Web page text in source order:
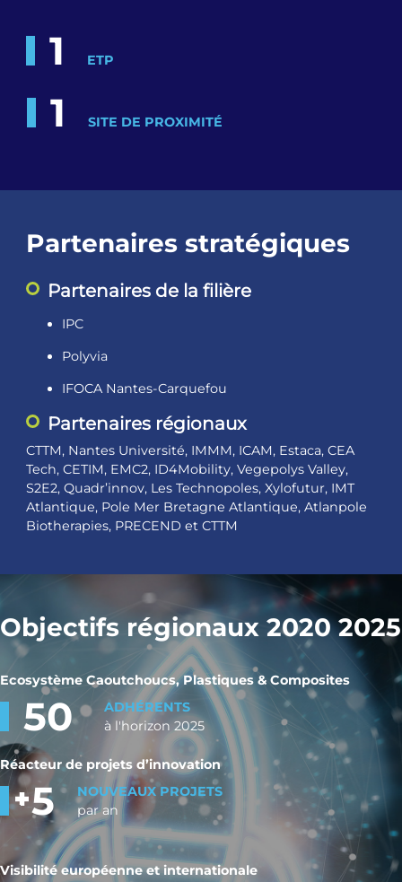
1 ETP
1 SITE DE PROXIMITÉ
Partenaires stratégiques
Partenaires de la filière
IPC
Polyvia
IFOCA Nantes-Carquefou
Partenaires régionaux
CTTM, Nantes Université, IMMM, ICAM, Estaca, CEA
Tech, CETIM, EMC2, ID4Mobility, Vegepolys Valley,
S2E2, Quadr’innov, Les Technopoles, Xylofutur, IMT
Atlantique, Pole Mer Bretagne Atlantique, Atlanpole
Biotherapies, PRECEND et CTTM
Objectifs régionaux 2020 2025
Ecosystème Caoutchoucs, Plastiques & Composites
50
ADHÉRENTS
à l'horizon 2025
Réacteur de projets d’innovation
5
NOUVEAUX PROJETS
par an
Visibilité européenne et internationale